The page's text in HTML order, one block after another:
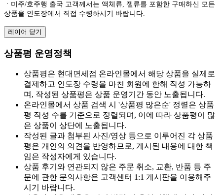
ㆍ미주/호주행 출국 고객께서는 액체류, 젤류를 포함한 구매하신 모든
상품을 인도장에서 직접 수령하시기 바랍니다.
레이어 닫기
상품평 운영정책
상품평은 현대면세점 온라인몰에서 해당 상품을 실제로
결제하고 인도장 수령을 마친 회원에 한해 작성 가능하
며, 작성된 상품평은 상품 운영기간 동안 노출됩니다.
온라인몰에서 상품 검색 시 '상품평 많은순' 정렬은 상품
평 작성 수를 기준으로 정렬되며, 이에 따라 상품평이 많
은 상품이 상단에 노출됩니다.
작성된 글과 첨부된 사진/영상 등으로 이루어진 각 상품
평은 개인의 의견을 반영하므로, 게시된 내용에 대한 책
임은 작성자에게 있습니다.
상품 후기와 연관되지 않은 주문 취소, 교환, 반품 등 주
문에 관한 문의사항은 고객센터 1:1 게시판을 이용해주
시기 바랍니다.